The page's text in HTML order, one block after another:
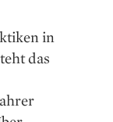
in
das